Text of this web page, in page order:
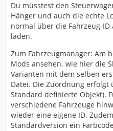
Du müsstest den
Hänger und auch die echte
normal über die Fahrzeug-
laden.
Zum Fahrzeugmanager: Am
Mods ansehen, wie hier die
Varianten mit dem selben
Datei. Die Zuordnung erfolgt
Standard definierte Objekt).
verschiedene Fahrzeuge
wieder eine eigene ID.
Standardversion ein